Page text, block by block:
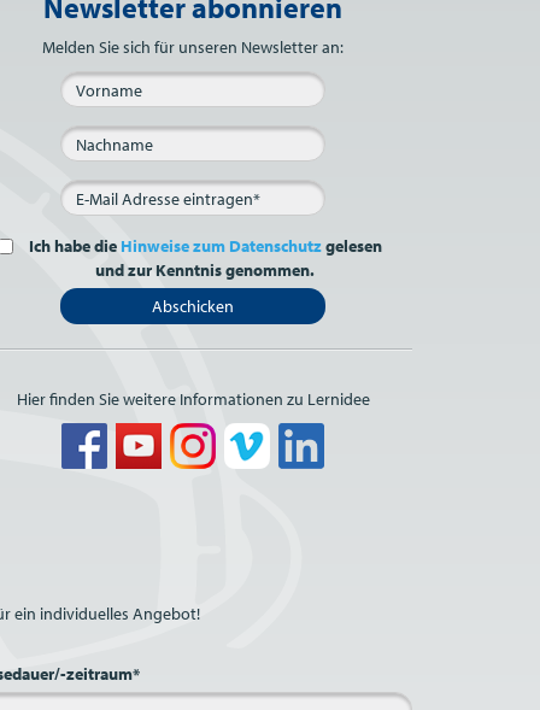
Bitte nicht ausfüllen.
Newsletter abonnieren
Melden Sie sich für unseren Newsletter an:
Ich habe die Hinweise zum Datenschutzgelesen
und zur Kenntnis genommen.
Abschicken
Hier finden Sie weitere Informationen zu Lernidee
ein individuelles Angebot!
zeitraum*